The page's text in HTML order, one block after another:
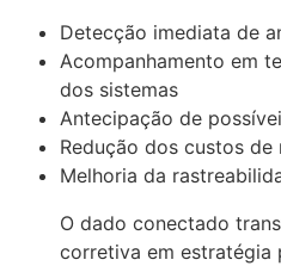
Detecção imediata de
Acompanhamento em
dos sistemas
Antecipação de
Redução dos custos de
Melhoria da
O dado conectado
corretiva em estratégia